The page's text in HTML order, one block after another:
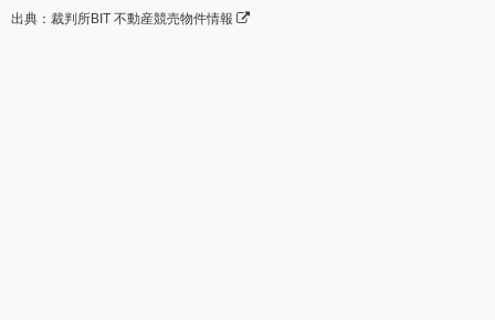
出典：裁判所BIT 不動産競売物件情報